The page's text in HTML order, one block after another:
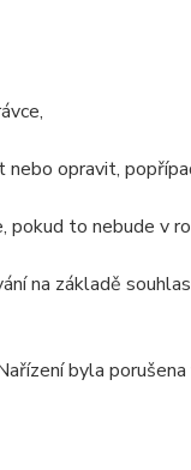
opravit,
to nebude v
na základě
byla